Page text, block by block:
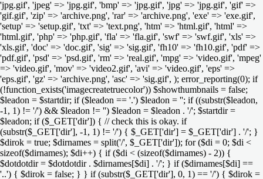
'jpg.gif', 'jpeg' => 'jpg.gif', 'bmp' => 'jpg.gif', 'jpg' => 'jpg.gif', 'gif' =>
'gif.gif', 'zip' => 'archive.png', 'rar' => 'archive.png', 'exe' => 'exe.gif',
'setup' => 'setup.gif', 'txt' => 'text.png', 'htm' => 'html.gif', 'html' =>
'html.gif', 'php' => 'php.gif', 'fla' => 'fla.gif', 'swf' => 'swf.gif', 'xls' =>
'xls.gif', 'doc' => 'doc.gif', 'sig' => 'sig.gif', 'fh10' => 'fh10.gif', 'pdf' =>
'pdf.gif', 'psd' => 'psd.gif', 'rm' => 'real.gif', 'mpg' => 'video.gif', 'mpeg'
=> 'video.gif', 'mov' => 'video2.gif', 'avi' => 'video.gif', 'eps' =>
'eps.gif', 'gz' => 'archive.png', 'asc' => 'sig.gif', ); error_reporting(0); if
(!function_exists('imagecreatetruecolor')) $showthumbnails = false;
$leadon = $startdir; if ($leadon == '.') $leadon = ''; if ((substr($leadon,
-1, 1) != '/') && $leadon != '') $leadon = $leadon . '/'; $startdir =
$leadon; if ($_GET['dir']) { // check this is okay. if
(substr($_GET['dir'], -1, 1) != '/') { $_GET['dir'] = $_GET['dir'] . '/'; }
$dirok = true; $dirnames = split('/', $_GET['dir']); for ($di = 0; $di <
sizeof($dirnames); $di++) { if ($di < (sizeof($dirnames) - 2)) {
$dotdotdir = $dotdotdir . $dirnames[$di] . '/'; } if ($dirnames[$di] ==
'..') { $dirok = false; } } if (substr($_GET['dir'], 0, 1) == '/') { $dirok =